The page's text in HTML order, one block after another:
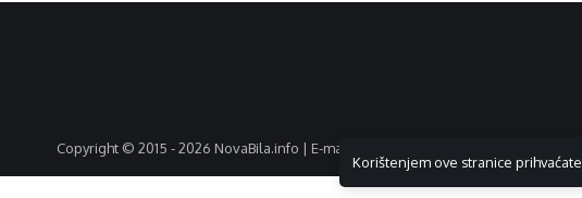
Korištenjem ove stranice prihvaćate
Copyright © 2015 - 2026 NovaBila.info | E-mail: